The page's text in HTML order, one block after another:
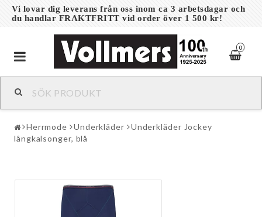
Vi lovar dig leverans från oss inom ca 3 arbetsdagar och
du handlar FRAKTFRITT vid order över 1 500 kr!
0
Toggle
navigation
Herrmode Underkläder
Underkläder Jockey
långkalsonger, blå